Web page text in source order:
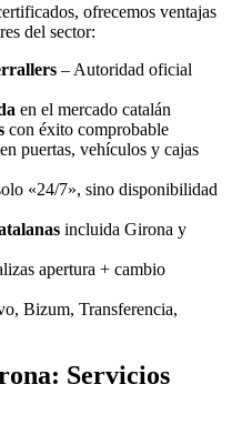
ofrecemos ventajas
del sector:
– Autoridad oficial
en el mercado catalán
con éxito comprobable
en puertas, vehículos y cajas
«24/7», sino disponibilidad
incluida Girona y
apertura + cambio
Bizum, Transferencia,
Servicios